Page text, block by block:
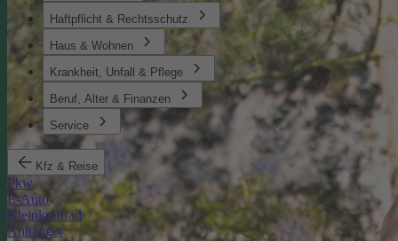
Haftpflicht & Rechtsschutz
Haus & Wohnen
Krankheit, Unfall & Pflege
Beruf, Alter & Finanzen
Service
Kfz & Reise
Pkw
E-Auto
Kleinkraftrad
Anhänger